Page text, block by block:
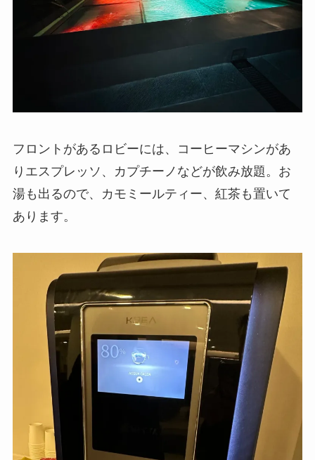
フロントがあるロビーには、コーヒーマシンがあ
りエスプレッソ、カプチーノなどが飲み放題。お
湯も出るので、カモミールティー、紅茶も置いて
あります。